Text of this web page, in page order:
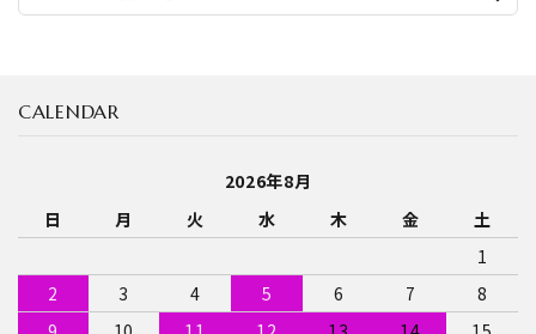
CALENDAR
2026年8月
日
月 火 水 木 金
土
1
2
3 4 5 6 7
8